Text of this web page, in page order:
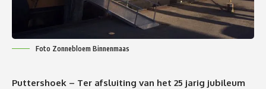
Foto Zonnebloem Binnenmaas
Puttershoek – Ter afsluiting van het 25 jarig jubileum